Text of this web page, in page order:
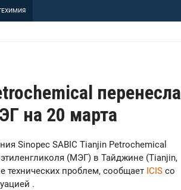
перенесла
на 20 марта
Sinopec SABIC Tianjin Petrochemical
(МЭГ) в Тайджине (Tianjin,
технических проблем, сообщает ICIS со
.